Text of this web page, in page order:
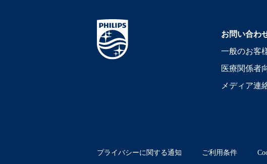
お問い合わ
一般のお客
医療関係者
メディア連
プライバシーに関する通知 ご利用条件